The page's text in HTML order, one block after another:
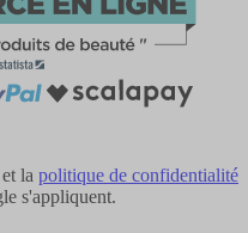
la politique de confidentialité
s'appliquent.